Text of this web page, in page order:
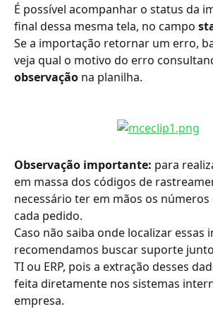
É possível acompanhar o status da
final dessa mesma tela, no campo
Se a importação retornar um erro,
veja qual o motivo do erro
observação na planilha.
Observação importante: para
em massa dos códigos de
necessário ter em mãos os
cada pedido.
Caso não saiba onde localizar essas
recomendamos buscar suporte
TI ou ERP, pois a extração desses
feita diretamente nos sistemas
empresa.